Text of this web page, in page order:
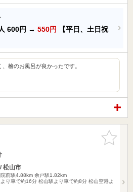
600円 → 550円
【平日、土日祝
檜のお風呂が良かったです。
お気に入
りに追加
松山市
前駅4.88km 余戸駅1.82km
り車で約16分 松山駅より車で約8分 松山空港よ